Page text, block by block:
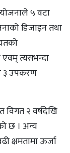
५ वटा
डिजाइन तथा
त्यसभन्दा
३ उपकरण
विगत २ वर्षदेखि
छ । अन्य
क्षमतामा ऊर्जा